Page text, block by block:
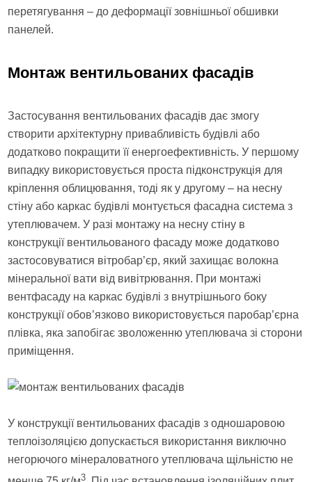
перетягування – до деформації зовнішньої обшивки
панелей.
Монтаж вентильованих фасадів
Застосування вентильованих фасадів дає змогу
створити архітектурну привабливість будівлі або
додатково покращити її енергоефективність. У першому
випадку використовується проста підконструкція для
кріплення облицювання, тоді як у другому – на несну
стіну або каркас будівлі монтується фасадна система з
утеплювачем. У разі монтажу на несну стіну в
конструкції вентильованого фасаду може додатково
застосовуватися вітробар’єр, який захищає волокна
мінеральної вати від вивітрювання. При монтажі
вентфасаду на каркас будівлі з внутрішнього боку
конструкції обов’язково використовується паробар’єрна
плівка, яка запобігає зволоженню утеплювача зі сторони
приміщення.
У конструкції вентильованих фасадів з одношаровою
теплоізоляцією допускається використання виключно
негорючого мінераловатного утеплювача щільністю не
3